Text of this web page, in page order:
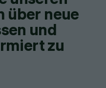
über neue
und
zu